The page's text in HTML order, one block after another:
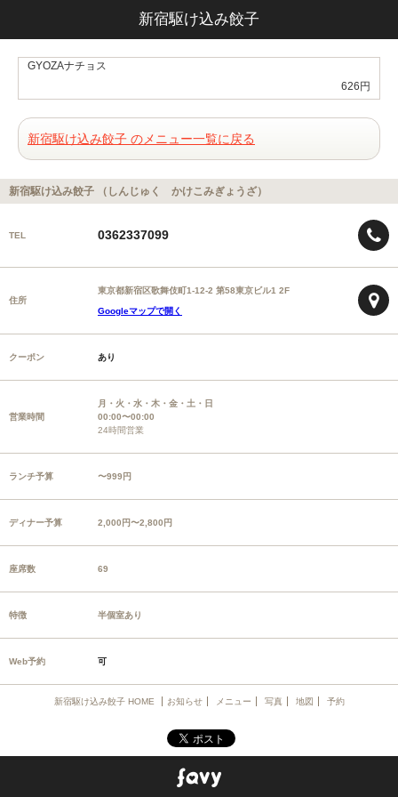
新宿駆け込み餃子
GYOZAナチョス
626円
新宿駆け込み餃子 のメニュー一覧に戻る
新宿駆け込み餃子 （しんじゅく かけこみぎょうざ）
TEL 0362337099
住所
東京都新宿区歌舞伎町1-12-2 第58東京ビル1 2F
Googleマップで開く
クーポン あり
営業時間
月・火・水・木・金・土・日
00:00〜00:00
24時間営業
ランチ予算 〜999円
ディナー予算 2,000円〜2,800円
座席数 69
特徴 半個室あり
Web予約 可
新宿駆け込み餃子 HOME お知らせ メニュー 写真 地図 予約